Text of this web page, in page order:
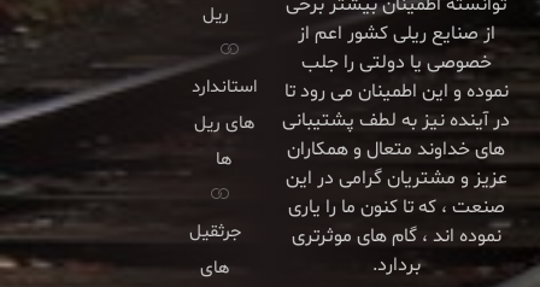
توانسته اطمینان بیشتر برخی
از صنایع ریلی کشور اعم از
خصوصی یا دولتی را جلب
نموده و این اطمینان می رود تا
در آینده نیز به لطف پشتیبانی
های خداوند متعال و همکاران
عزیز و مشتریان گرامی در این
صنعت ، که تا کنون ما را یاری
نموده اند ، گام های موثرتری
بردارد.
ریل
استاندارد
های ریل
ها
جرثقیل
های